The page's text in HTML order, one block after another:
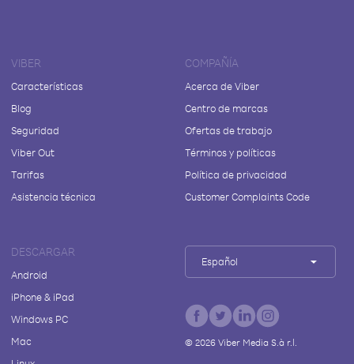
VIBER
Características
Blog
Seguridad
Viber Out
Tarifas
Asistencia técnica
COMPAÑÍA
Acerca de Viber
Centro de marcas
Ofertas de trabajo
Términos y políticas
Política de privacidad
Customer Complaints Code
DESCARGAR
Android
iPhone & iPad
Windows PC
Mac
Español
© 2026Viber Media S.à r.l.